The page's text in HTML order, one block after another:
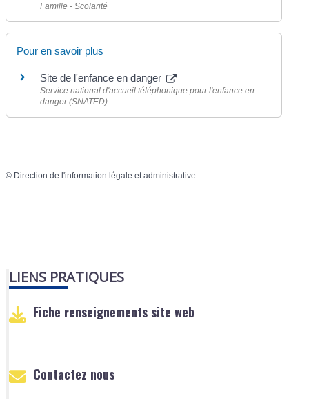
Famille - Scolarité
Pour en savoir plus
Site de l'enfance en danger
Service national d'accueil téléphonique pour l'enfance en
danger (SNATED)
© Direction de l'information légale et administrative
LIENS PRATIQUES
Fiche renseignements site web
Contactez nous